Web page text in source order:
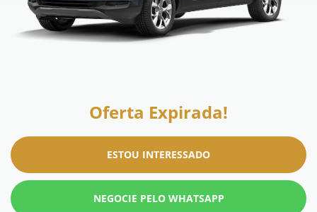
Oferta Expirada!
ESTOU INTERESSADO
NEGOCIE PELO WHATSAPP